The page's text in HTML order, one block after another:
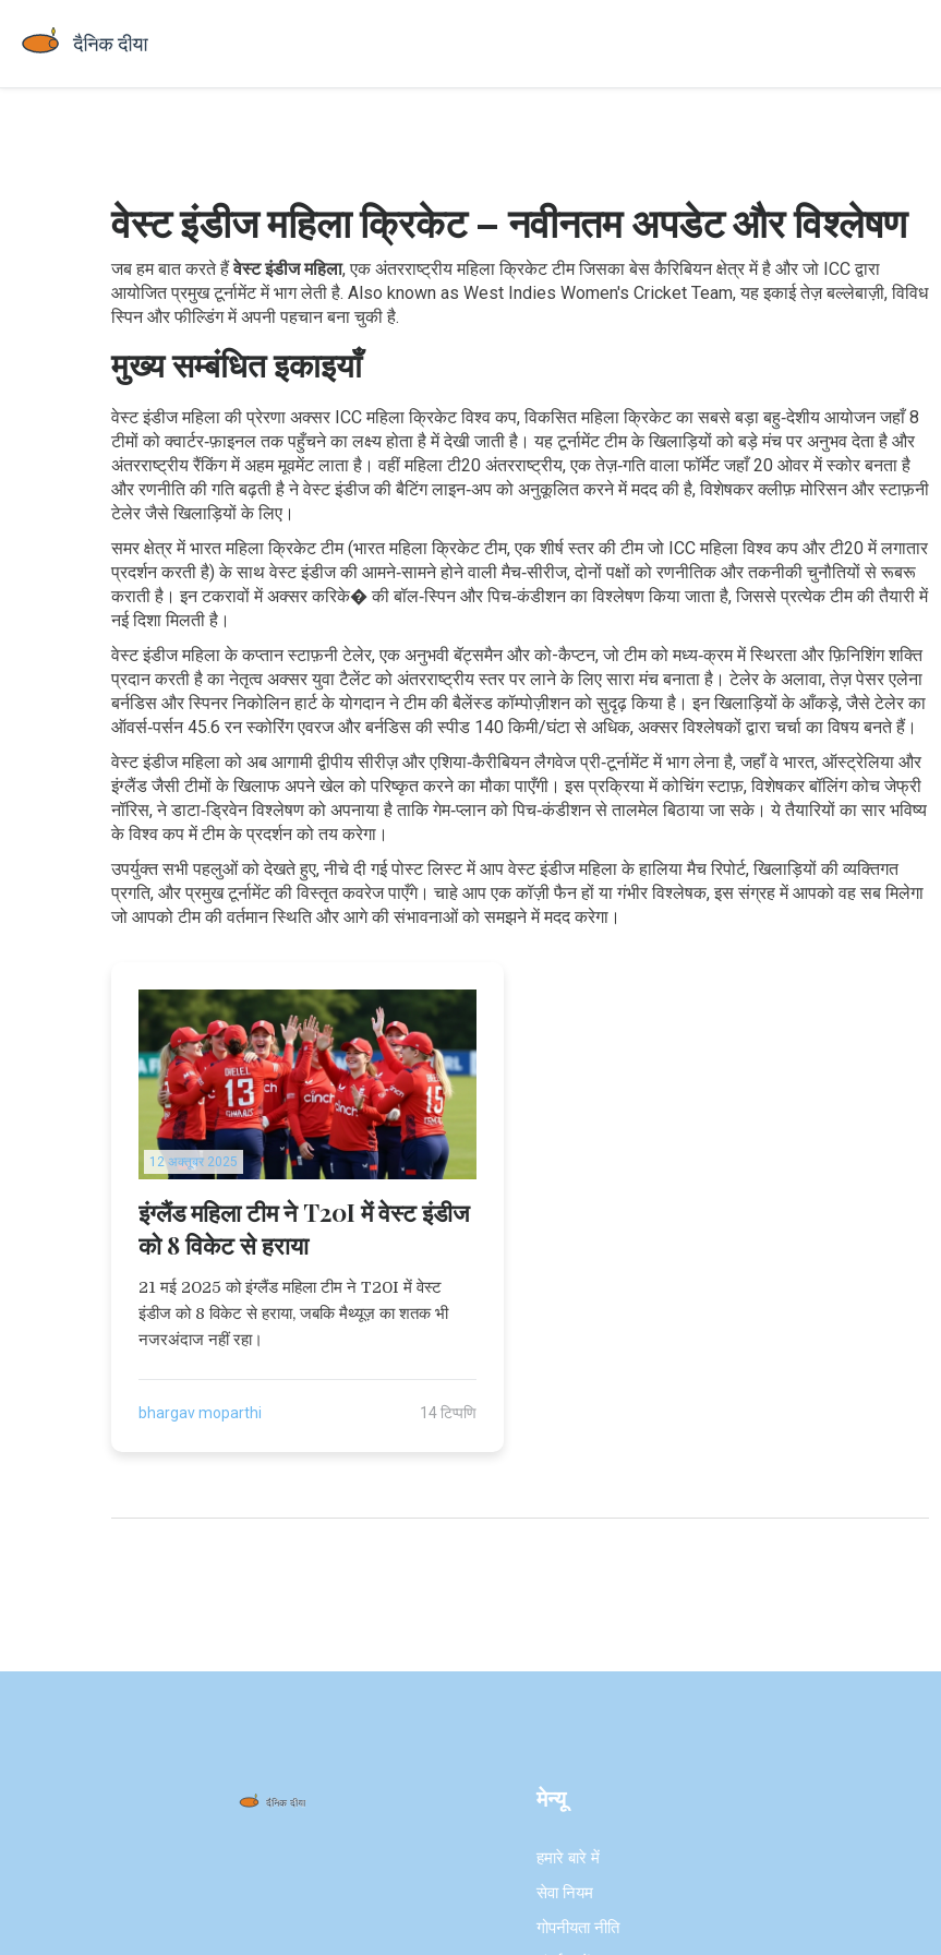
वेस्ट इंडीज महिला क्रिकेट – नवीनतम अपडेट और विश्लेषण
जब हम बात करते हैंवेस्ट इंडीज महिला,एक अंतरराष्ट्रीय महिला क्रिकेट टीम जिसका बेस कैरिबियन क्षेत्र में है और जो ICC द्वारा
आयोजित प्रमुख टूर्नामेंट में भाग लेती है. Also known as West Indies Women's Cricket Team, यह इकाई तेज़ बल्लेबाज़ी, विविध
स्पिन और फील्डिंग में अपनी पहचान बना चुकी है.
मुख्य सम्बंधित इकाइयाँ
वेस्ट इंडीज महिला की प्रेरणा अक्सर ICC महिला क्रिकेट विश्व कप,विकसित महिला क्रिकेट का सबसे बड़ा बहु‑देशीय आयोजन जहाँ 8
टीमों को क्वार्टर‑फ़ाइनल तक पहुँचने का लक्ष्य होता हैमें देखी जाती है। यह टूर्नामेंट टीम के खिलाड़ियों को बड़े मंच पर अनुभव देता है और
अंतरराष्ट्रीय रैंकिंग में अहम मूवमेंट लाता है। वहींमहिला टी20 अंतरराष्ट्रीय,एक तेज़‑गति वाला फॉर्मेट जहाँ 20 ओवर में स्कोर बनता है
और रणनीति की गति बढ़ती हैने वेस्ट इंडीज की बैटिंग लाइन‑अप को अनुकूलित करने में मदद की है, विशेषकर क्लीफ़ मोरिसन और स्टाफ़नी
टेलेर जैसे खिलाड़ियों के लिए।
समर क्षेत्र में भारत महिला क्रिकेट टीम (भारत महिला क्रिकेट टीम,एक शीर्ष स्तर की टीम जो ICC महिला विश्व कप और टी20 में लगातार
प्रदर्शन करती है) के साथ वेस्ट इंडीज की आमने‑सामने होने वाली मैच‑सीरीज, दोनों पक्षों को रणनीतिक और तकनीकी चुनौतियों से रूबरू
कराती है। इन टकरावों में अक्सर करिके� की बॉल‑स्पिन और पिच‑कंडीशन का विश्लेषण किया जाता है, जिससे प्रत्येक टीम की तैयारी में
नई दिशा मिलती है।
वेस्ट इंडीज महिला के कप्तानस्टाफ़नी टेलेर,एक अनुभवी बॅट्समैन और को-कैप्टन, जो टीम को मध्य‑क्रम में स्थिरता और फ़िनिशिंग शक्ति
प्रदान करती हैका नेतृत्व अक्सर युवा टैलेंट को अंतरराष्ट्रीय स्तर पर लाने के लिए सारा मंच बनाता है। टेलेर के अलावा, तेज़ पेसर एलेना
बर्नडिस और स्पिनर निकोलिन हार्ट के योगदान ने टीम की बैलेंस्ड कॉम्पोज़ीशन को सुदृढ़ किया है। इन खिलाड़ियों के आँकड़े, जैसे टेलेर का
ऑवर्स‑पर्सन 45.6 रन स्कोरिंग एवरज और बर्नडिस की स्पीड 140 किमी/घंटा से अधिक, अक्सर विश्लेषकों द्वारा चर्चा का विषय बनते हैं।
वेस्ट इंडीज महिला को अब आगामी द्वीपीय सीरीज़ और एशिया‑कैरीबियन लैगवेज प्री‑टूर्नामेंट में भाग लेना है, जहाँ वे भारत, ऑस्ट्रेलिया और
इंग्लैंड जैसी टीमों के खिलाफ अपने खेल को परिष्कृत करने का मौका पाएँगी। इस प्रक्रिया में कोचिंग स्टाफ़, विशेषकर बॉलिंग कोच जेफ्री
नॉरिस, ने डाटा‑ड्रिवेन विश्लेषण को अपनाया है ताकि गेम‑प्लान को पिच‑कंडीशन से तालमेल बिठाया जा सके। ये तैयारियों का सार भविष्य
के विश्व कप में टीम के प्रदर्शन को तय करेगा।
उपर्युक्त सभी पहलुओं को देखते हुए, नीचे दी गई पोस्ट लिस्ट में आप वेस्ट इंडीज महिला के हालिया मैच रिपोर्ट, खिलाड़ियों की व्यक्तिगत
प्रगति, और प्रमुख टूर्नामेंट की विस्तृत कवरेज पाएँगे। चाहे आप एक कॉज़ी फैन हों या गंभीर विश्लेषक, इस संग्रह में आपको वह सब मिलेगा
जो आपको टीम की वर्तमान स्थिति और आगे की संभावनाओं को समझने में मदद करेगा।
12 अक्तूबर 2025
इंग्लैंड महिला टीम ने T20I में वेस्ट इंडीज
को 8 विकेट से हराया
21 मई 2025 को इंग्लैंड महिला टीम ने T20I में वेस्ट
इंडीज को 8 विकेट से हराया, जबकि मैथ्यूज़ का शतक भी
नजरअंदाज नहीं रहा।
bhargav moparthi 14 टिप्पणि
मेन्यू
हमारे बारे में
सेवा नियम
गोपनीयता नीति